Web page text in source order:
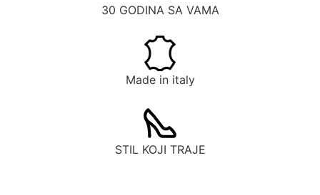
30 GODINA SA VAMA
Made in italy
STIL KOJI TRAJE